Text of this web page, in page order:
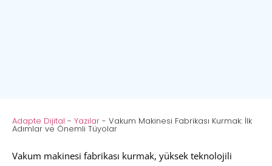
Adapte Dijital - Yazılar - Vakum Makinesi Fabrikası Kurmak: İlk
Adımlar ve Önemli Tüyolar
Vakum makinesi fabrikası kurmak, yüksek teknolojili